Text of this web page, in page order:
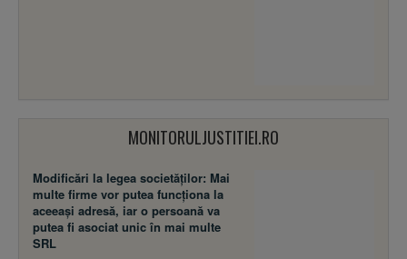
MONITORULJUSTITIEI.RO
Modificări la legea societăţilor: Mai
multe firme vor putea funcţiona la
aceeaşi adresă, iar o persoană va
putea fi asociat unic în mai multe
SRL